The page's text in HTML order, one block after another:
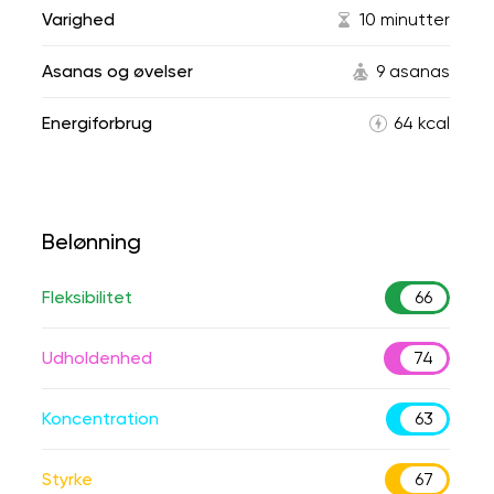
Varighed 10 minutter
Asanas og øvelser 9 asanas
Energiforbrug 64 kcal
Belønning
Fleksibilitet 66
Udholdenhed 74
Koncentration 63
Styrke 67